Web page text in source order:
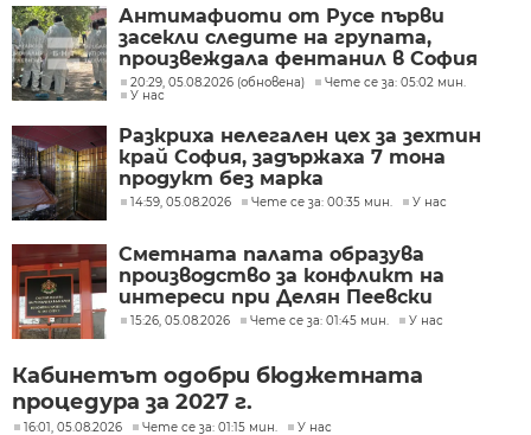
Антимафиоти от Русе първи
засекли следите на групата,
произвеждала фентанил в София
20:29, 05.08.2026 (обновена)
Чете се за: 05:02 мин.
У нас
Разкриха нелегален цех за зехтин
край София, задържаха 7 тона
продукт без марка
14:59, 05.08.2026 Чете се за: 00:35 мин. У нас
Сметната палата образува
производство за конфликт на
интереси при Делян Пеевски
15:26, 05.08.2026 Чете се за: 01:45 мин. У нас
Кабинетът одобри бюджетната
процедура за 2027 г.
16:01, 05.08.2026 Чете се за: 01:15 мин. У нас